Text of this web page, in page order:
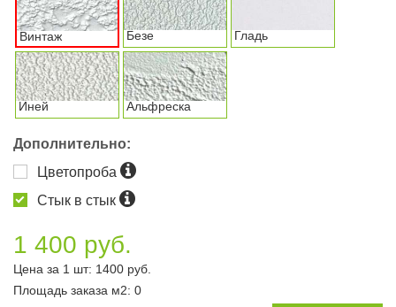
Винтаж Безе Гладь
Иней Альфреска
Дополнительно:
Цветопроба
Стык в стык
1 400 руб.
Цена за 1 шт: 1400 руб.
Площадь заказа м2: 0